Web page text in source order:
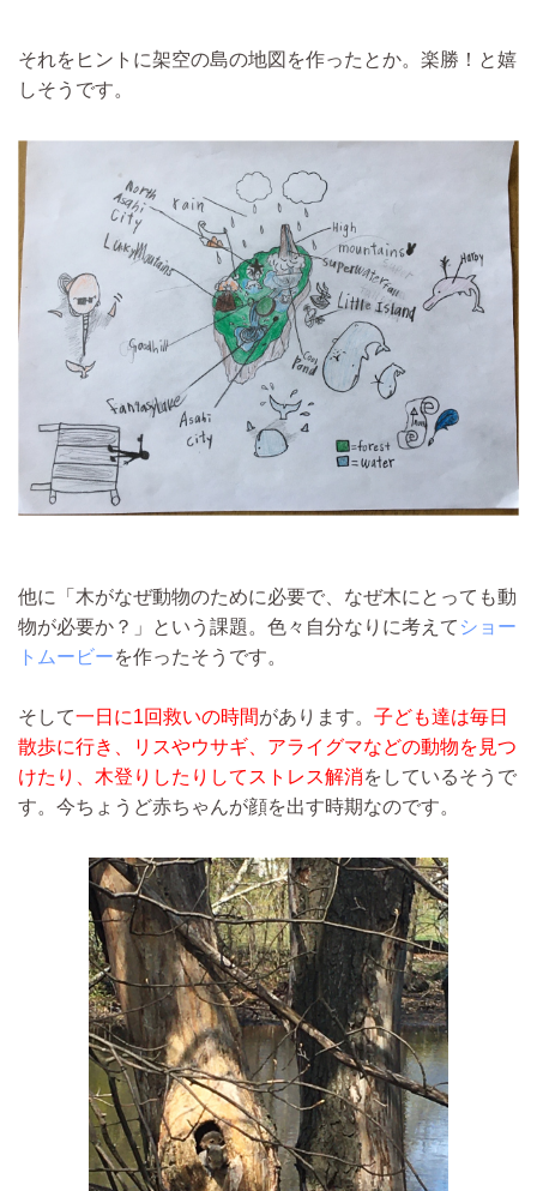
それをヒントに架空の島の地図を作ったとか。楽勝！と嬉
しそうです。
他に「木がなぜ動物のために必要で、なぜ木にとっても動
物が必要か？」という課題。色々自分なりに考えて ショー
トムービーを作ったそうです。
そして一日に1回救いの時間があります。 子ども達は毎日
散歩に行き、リスやウサギ、アライグマなどの動物を見つ
けたり、木登りしたりしてストレス解消をしているそうで
す。今ちょうど赤ちゃんが顔を出す時期なのです。